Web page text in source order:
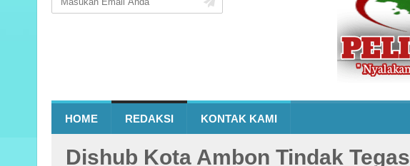
HOME REDAKSI KONTAK KAMI
Dishub Kota Ambon Tindak Tegas